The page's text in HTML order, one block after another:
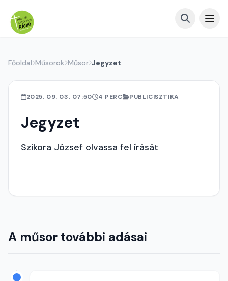
Főoldal Műsorok Műsor Jegyzet
2025. 09. 03. 07:50 4 PERC PUBLICISZTIKA
Jegyzet
Szikora József olvassa fel írását
A műsor további adásai